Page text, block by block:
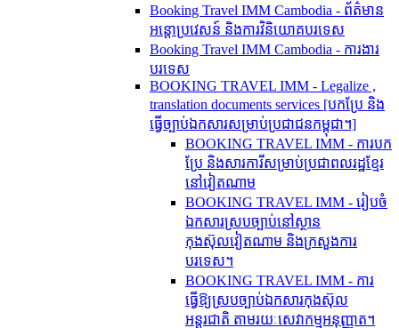
Booking Travel IMM Cambodia - ព័ត៌មាន
អន្តោប្រវេសន៍ និងការវិនិយោគបរទេស
Booking Travel IMM Cambodia - ការងារ
បរទេស
BOOKING TRAVEL IMM - Legalize ,
translation documents services [បកប្រែ និង​
ធ្វើ​ច្បាប់​ឯកសារ​សម្រាប់​ប្រជាជន​កម្ពុជា។]
BOOKING TRAVEL IMM - ការបក
ប្រែ និងសារការីសម្រាប់ប្រជាពលរដ្ឋខ្មែរ
នៅវៀតណាម
BOOKING TRAVEL IMM - រៀបចំ
ឯកសារស្របច្បាប់នៅស្ថាន
កុងស៊ុលវៀតណាម និងក្រសួងការ
បរទេស។
BOOKING TRAVEL IMM - ការ
ធ្វើឱ្យស្របច្បាប់ឯកសារកុងស៊ុល
អន្តរជាតិ តាមរយៈសេវាកម្មអនុញ្ញាត។